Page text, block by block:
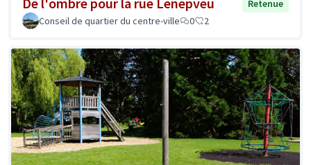
Retenue
Conseil de quartier du centre-ville
0 2